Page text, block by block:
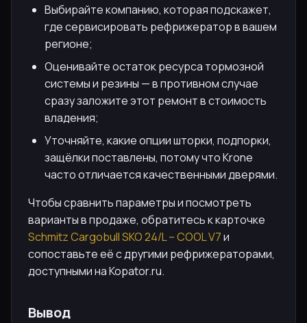
Выбирайте компанию, которая подскажет,
где сервисировать рефрижератор в вашем
регионе;
Оценивайте остаток ресурса тормозной
системы и резины — в противном случае
сразу заложите этот ремонт в стоимость
владения;
Уточняйте, какие опции шторки, подпорки,
защёлки поставлены, потому что Krone
часто отличается качественными дверями.
Чтобы сравнить параметры и посмотреть
варианты в продаже, обратитесь к карточке
Schmitz Cargobull SKO 24/L – COOL V7и
сопоставьте её с другими рефрижераторами,
доступными на Kopator.ru.
Вывод